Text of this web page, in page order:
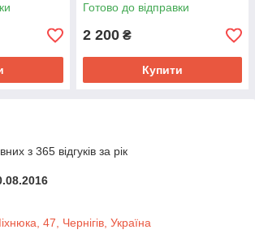
Готово до відправки
2 200 ₴
Купити
з 365 відгуків за рік
47, Чернігів, Україна